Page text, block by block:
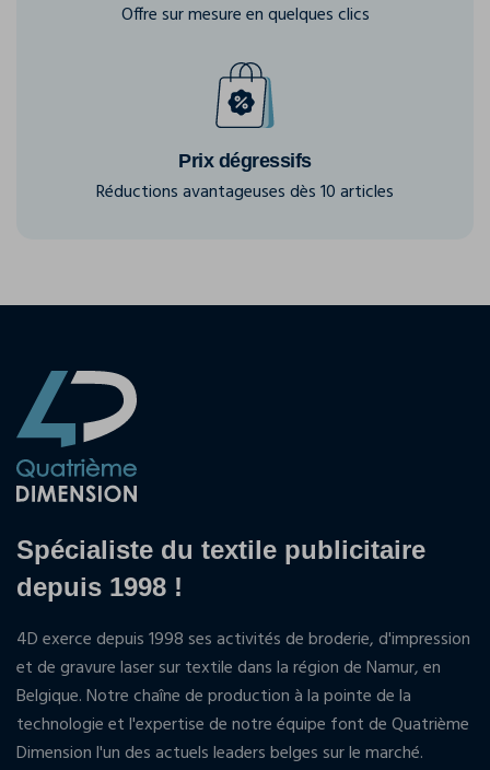
Offre sur mesure en quelques clics
Prix dégressifs
Réductions avantageuses dès 10 articles
Spécialiste du textile publicitaire
depuis 1998 !
4D exerce depuis 1998 ses activités de broderie, d'impression
et de gravure laser sur textile dans la région de Namur, en
Belgique. Notre chaîne de production à la pointe de la
technologie et l'expertise de notre équipe font de Quatrième
Dimension l'un des actuels leaders belges sur le marché.